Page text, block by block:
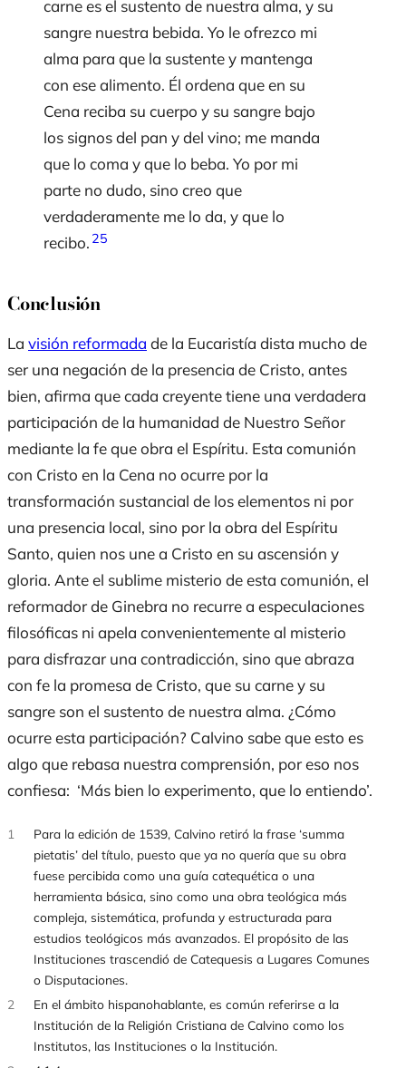
carne es el sustento de nuestra alma, y su
sangre nuestra bebida. Yo le ofrezco mi
alma para que la sustente y mantenga
con ese alimento. Él ordena que en su
Cena reciba su cuerpo y su sangre bajo
los signos del pan y del vino; me manda
que lo coma y que lo beba. Yo por mi
parte no dudo, sino creo que
verdaderamente me lo da, y que lo
recibo. 25
Conclusión
La visión reformada de la Eucaristía dista mucho de
ser una negación de la presencia de Cristo, antes
bien, afirma que cada creyente tiene una verdadera
participación de la humanidad de Nuestro Señor
mediante la fe que obra el Espíritu. Esta comunión
con Cristo en la Cena no ocurre por la
transformación sustancial de los elementos ni por
una presencia local, sino por la obra del Espíritu
Santo, quien nos une a Cristo en su ascensión y
gloria. Ante el sublime misterio de esta comunión, el
reformador de Ginebra no recurre a especulaciones
filosóficas ni apela convenientemente al misterio
para disfrazar una contradicción, sino que abraza
con fe la promesa de Cristo, que su carne y su
sangre son el sustento de nuestra alma. ¿Cómo
ocurre esta participación? Calvino sabe que esto es
algo que rebasa nuestra comprensión, por eso nos
confiesa: ‘Más bien lo experimento, que lo entiendo’.
1
Para la edición de 1539, Calvino retiró la frase ‘summa
pietatis’ del título, puesto que ya no quería que su obra
fuese percibida como una guía catequética o una
herramienta básica, sino como una obra teológica más
compleja, sistemática, profunda y estructurada para
estudios teológicos más avanzados. El propósito de las
Instituciones trascendió de Catequesis a Lugares Comunes
o Disputaciones.
2
En el ámbito hispanohablante, es común referirse a la
Institución de la Religión Cristiana de Calvino como los
Institutos, las Instituciones o la Institución.